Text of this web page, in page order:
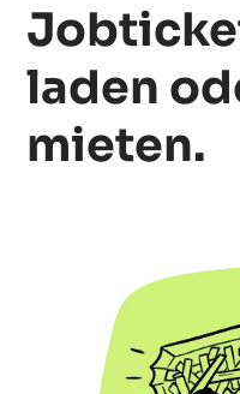
laden
mieten.